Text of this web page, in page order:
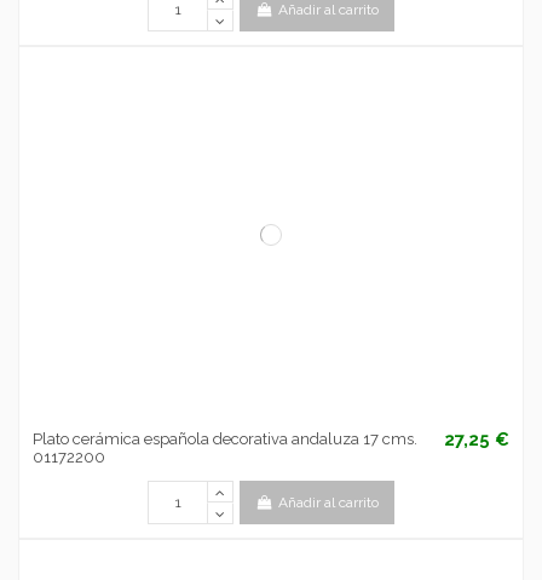
Añadir al carrito
Plato cerámica española decorativa andaluza 17 cms.
01172200
27,25 €
Añadir al carrito